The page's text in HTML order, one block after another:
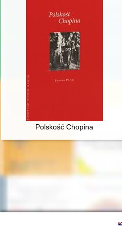
Polskość Chopina